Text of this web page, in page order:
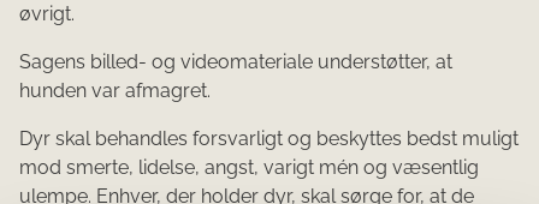
øvrigt.
Sagens billed- og videomateriale understøtter, at
hunden var afmagret.
Dyr skal behandles forsvarligt og beskyttes bedst muligt
mod smerte, lidelse, angst, varigt mén og væsentlig
ulempe. Enhver, der holder dyr, skal sørge for, at de